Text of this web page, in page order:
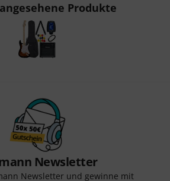
Produkte
Newsletter
Newsletter und gewinne mit